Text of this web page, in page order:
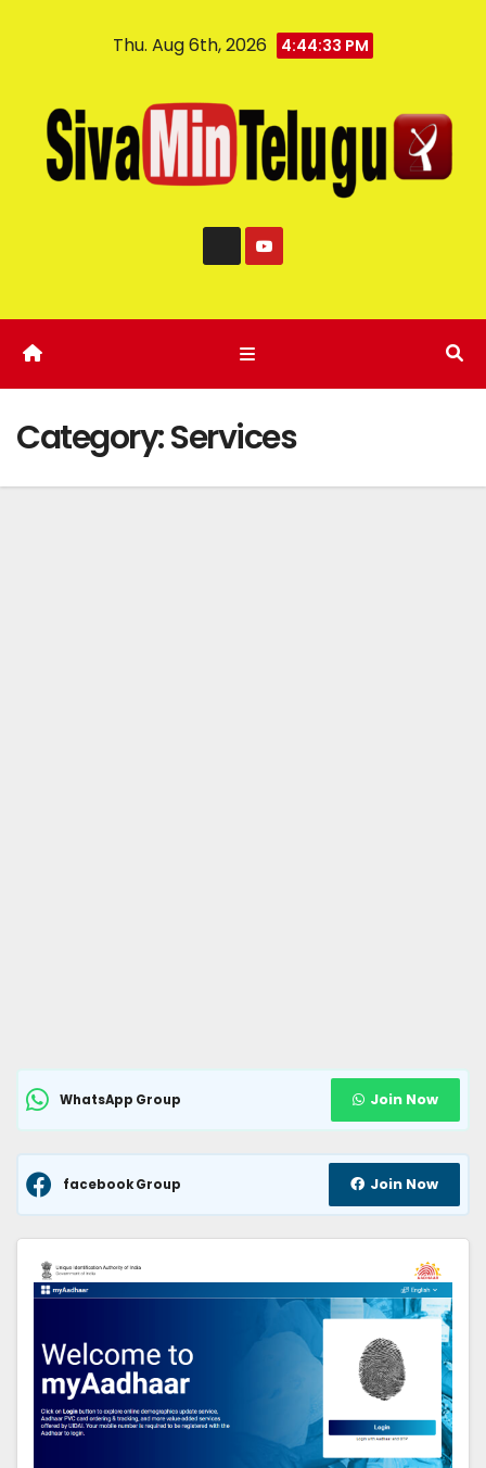
Thu. Aug 6th, 2026 4:44:33 PM
Category:Services
WhatsApp Group Join Now
facebook Group Join Now